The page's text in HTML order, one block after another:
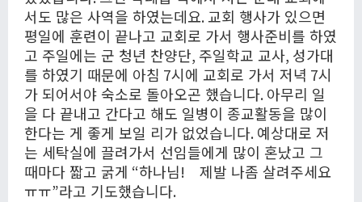
서도 많은 사역을 하였는데요.교회 행사가 있으면
평일에 훈련이 끝나고 교회로 가서 행사준비를 하였
고 주일에는 군 청년 찬양단, 주일학교 교사, 성가대
를 하였기 때문에 아침 7시에 교회로 가서 저녁 7시
가 되어서야 숙소로 돌아오곤 했습니다.아무리 일
을 다 끝내고 간다고 해도 일병이 종교활동을 많이
한다는 게 좋게 보일 리가 없었습니다.예상대로 저
는 세탁실에 끌려가서 선임들에게 많이 혼났고 그
때마다 짧고 굵게 “하나님! 제발 나좀 살려주세요
ㅠㅠ”라고 기도했습니다.